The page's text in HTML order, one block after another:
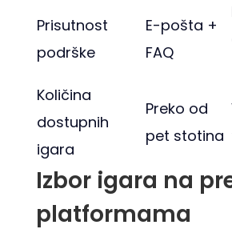
Prisutnost
podrške
E-pošta +
FAQ
Količina
dostupnih
igara
Preko od
pet stotina
Izbor igara na
platformama